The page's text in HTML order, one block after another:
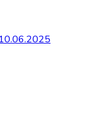
10.06.2025